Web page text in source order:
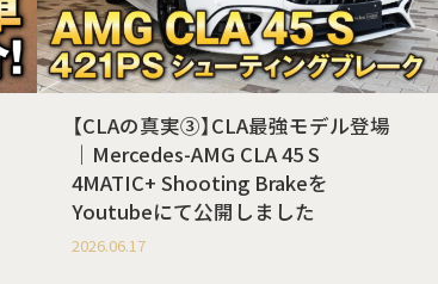
【CLAの真実③】CLA最強モデル登場
｜Mercedes-AMG CLA 45 S
4MATIC+ Shooting Brakeを
Youtubeにて公開しました
2026.06.17